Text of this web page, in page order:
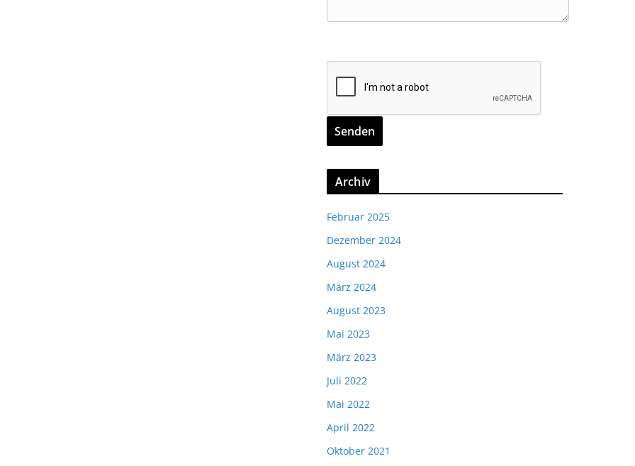
Archiv
Februar 2025
Dezember 2024
August 2024
März 2024
August 2023
Mai 2023
März 2023
Juli 2022
Mai 2022
April 2022
Oktober 2021